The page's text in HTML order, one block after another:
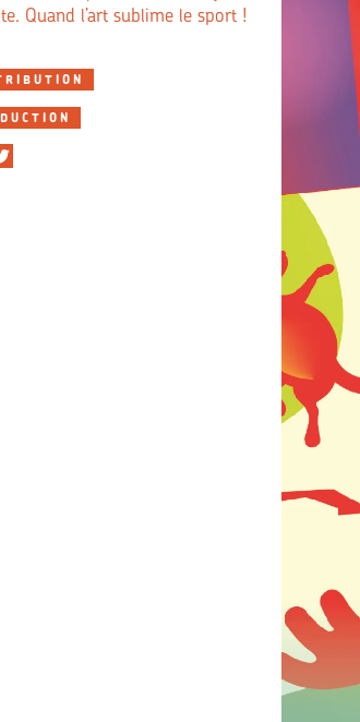
Quand l’art sublime le sport !